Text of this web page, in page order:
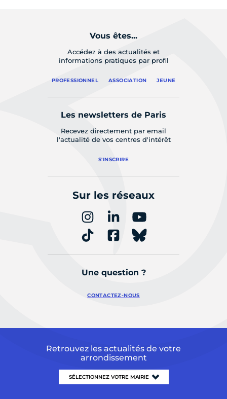
Vous êtes...
Accédez à des actualités et
informations pratiques par profil
PROFESSIONNEL ASSOCIATION JEUNE
Les newsletters de Paris
Recevez directement par email
l'actualité de vos centres d'intérêt
S'INSCRIRE
Sur les réseaux
Une question ?
CONTACTEZ-NOUS
Retrouvez les actualités de votre
arrondissement